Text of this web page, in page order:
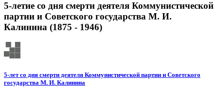
5-летие со дня смерти деятеля Коммунистической
партии и Советского государства М. И.
Калинина (1875 - 1946)
5-лет со дня смерти деятеля Коммунистической партии и Советского
государства М. И. Калинина